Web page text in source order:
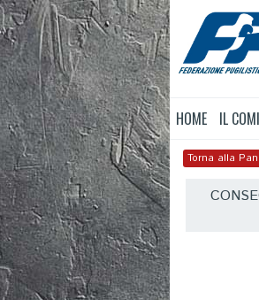
HOME IL
Torna alla